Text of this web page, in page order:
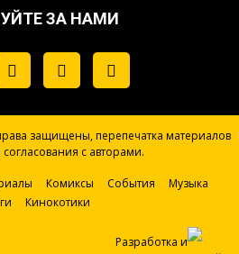
ЗА НАМИ
защищены, перепечатка материалов
с авторами.
Комиксы События
Музыка
Кинокотики
Разработка и